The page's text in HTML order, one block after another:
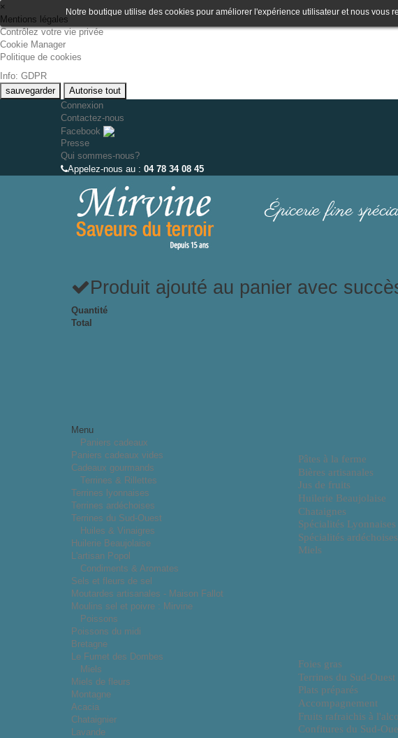
×
Mentions légales
Contrôlez votre vie privée
Cookie Manager
Politique de cookies
Info: GDPR
sauvegarder
Autorise tout
Connexion
Contactez-nous
Facebook
Presse
Qui sommes-nous?
Appelez-nous au : 04 78 34 08 45
Épicerie fine
Produit ajouté au panier avec
Quantité
Total
Pâtes à la ferme
Bières artisanales
Jus de fruits
Huilerie Beaujolaise
Chataignes
Spécialités Lyonnaises
Spécialités ardéchoises
Miels
Foies gras
Terrines du Sud-Ouest
Plats préparés
Accompagnement
Fruits rafraichis à
Confitures du Sud-
Menu
Paniers cadeaux
Paniers cadeaux vides
Cadeaux gourmands
Terrines & Rillettes
Terrines lyonnaises
Terrines ardéchoises
Terrines du Sud-Ouest
Huiles & Vinaigres
Huilerie Beaujolaise
L'artisan Popol
Condiments & Aromates
Sels et fleurs de sel
Moutardes artisanales - Maison Fallot
Moulins sel et poivre : Mirvine
Poissons
Poissons du midi
Bretagne
Le Fumet des Dombes
Miels
Miels de fleurs
Montagne
Acacia
Chataignier
Lavande
Notre boutique utilise des cookies pour améliorer l'expérience utilisateur et nous